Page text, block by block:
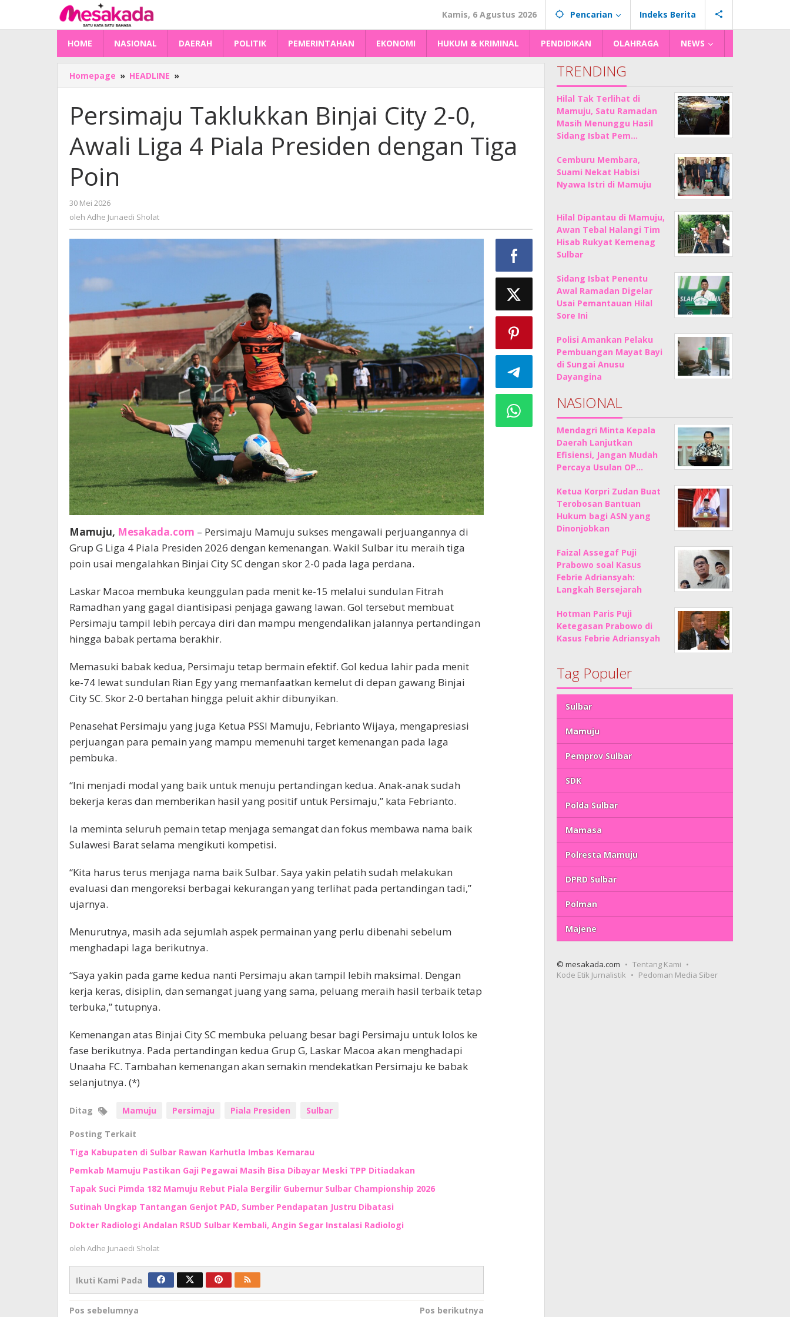
konten
Kamis, 6 Agustus 2026 Pencarian Indeks Berita
HOME NASIONAL DAERAH POLITIK PEMERINTAHAN EKONOMI HUKUM & KRIMINAL PENDIDIKAN OLAHRAGA NEWS
Homepage » HEADLINE »
Taklukkan
City
2-
Awali
Persimaju Taklukkan Binjai City 2-0,
Awali Liga 4 Piala Presiden dengan Tiga
Poin
30 Mei 2026
Adhe
oleh Adhe Junaedi Sholat
Mamuju, Mesakada.com – Persimaju Mamuju sukses mengawali perjuangannya di
Grup G Liga 4 Piala Presiden 2026 dengan kemenangan. Wakil Sulbar itu meraih tiga
poin usai mengalahkan Binjai City SC dengan skor 2-0 pada laga perdana.
Laskar Macoa membuka keunggulan pada menit ke-15 melalui sundulan Fitrah
Ramadhan yang gagal diantisipasi penjaga gawang lawan. Gol tersebut membuat
Persimaju tampil lebih percaya diri dan mampu mengendalikan jalannya pertandingan
hingga babak pertama berakhir.
Memasuki babak kedua, Persimaju tetap bermain efektif. Gol kedua lahir pada menit
ke-74 lewat sundulan Rian Egy yang memanfaatkan kemelut di depan gawang Binjai
City SC. Skor 2-0 bertahan hingga peluit akhir dibunyikan.
Penasehat Persimaju yang juga Ketua PSSI Mamuju, Febrianto Wijaya, mengapresiasi
perjuangan para pemain yang mampu memenuhi target kemenangan pada laga
pembuka.
“Ini menjadi modal yang baik untuk menuju pertandingan kedua. Anak-anak sudah
bekerja keras dan memberikan hasil yang positif untuk Persimaju,” kata Febrianto.
Ia meminta seluruh pemain tetap menjaga semangat dan fokus membawa nama baik
Sulawesi Barat selama mengikuti kompetisi.
“Kita harus terus menjaga nama baik Sulbar. Saya yakin pelatih sudah melakukan
evaluasi dan mengoreksi berbagai kekurangan yang terlihat pada pertandingan tadi,”
ujarnya.
Menurutnya, masih ada sejumlah aspek permainan yang perlu dibenahi sebelum
menghadapi laga berikutnya.
“Saya yakin pada game kedua nanti Persimaju akan tampil lebih maksimal. Dengan
kerja keras, disiplin, dan semangat juang yang sama, peluang meraih hasil terbaik tetap
terbuka,” tutupnya.
Kemenangan atas Binjai City SC membuka peluang besar bagi Persimaju untuk lolos ke
fase berikutnya. Pada pertandingan kedua Grup G, Laskar Macoa akan menghadapi
Unaaha FC. Tambahan kemenangan akan semakin mendekatkan Persimaju ke babak
selanjutnya. (*)
Ditag Mamuju Persimaju Piala Presiden Sulbar
Posting Terkait
Tiga Kabupaten di Sulbar Rawan Karhutla Imbas Kemarau
Pemkab Mamuju Pastikan Gaji Pegawai Masih Bisa Dibayar Meski TPP Ditiadakan
Tapak Suci Pimda 182 Mamuju Rebut Piala Bergilir Gubernur Sulbar Championship 2026
Sutinah Ungkap Tantangan Genjot PAD, Sumber Pendapatan Justru Dibatasi
Dokter Radiologi Andalan RSUD Sulbar Kembali, Angin Segar Instalasi Radiologi
oleh Adhe Junaedi Sholat
Ikuti Kami Pada
Navigasi
Pos sebelumnya
Pos berikutnya
TRENDING
Hilal Tak Terlihat di
Mamuju, Satu Ramadan
Masih Menunggu Hasil
Sidang Isbat Pem…
Cemburu Membara,
Suami Nekat Habisi
Nyawa Istri di Mamuju
Hilal Dipantau di Mamuju,
Awan Tebal Halangi Tim
Hisab Rukyat Kemenag
Sulbar
Sidang Isbat Penentu
Awal Ramadan Digelar
Usai Pemantauan Hilal
Sore Ini
Polisi Amankan Pelaku
Pembuangan Mayat Bayi
di Sungai Anusu
Dayangina
NASIONAL
Mendagri Minta Kepala
Daerah Lanjutkan
Efisiensi, Jangan Mudah
Percaya Usulan OP…
Ketua Korpri Zudan Buat
Terobosan Bantuan
Hukum bagi ASN yang
Dinonjobkan
Faizal Assegaf Puji
Prabowo soal Kasus
Febrie Adriansyah:
Langkah Bersejarah
Hotman Paris Puji
Ketegasan Prabowo di
Kasus Febrie Adriansyah
Tag Populer
Sulbar
Mamuju
Pemprov Sulbar
SDK
Polda Sulbar
Mamasa
Polresta Mamuju
DPRD Sulbar
Polman
Majene
© mesakada.com
Tentang Kami
Kode Etik Jurnalistik
Pedoman Media Siber